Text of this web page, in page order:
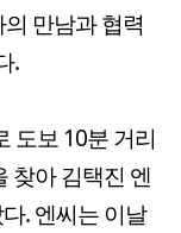
만남과 협력
.
도보 10분 거리
찾아 김택진 엔
. 엔씨는 이날